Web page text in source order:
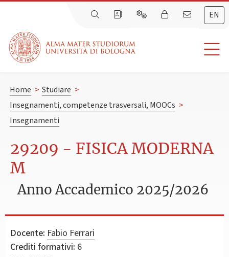
EN
Home > Studiare >
Insegnamenti, competenze trasversali, MOOCs >
Insegnamenti
29209 - FISICA MODERNA
M
Anno Accademico 2025/2026
Docente: Fabio Ferrari
Crediti formativi: 6